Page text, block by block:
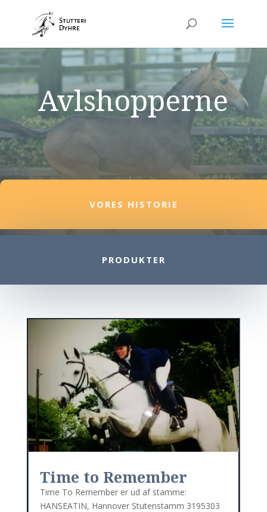
Avlshopperne
VORES HISTORIE
PRODUKTER
Time to Remember
Time To Remember er ud af stamme:
HANSEATIN, Hannover Stutenstamm 3195303